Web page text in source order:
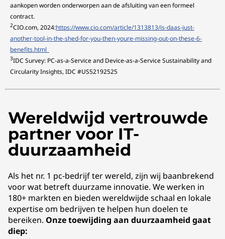
aankopen worden onderworpen aan de afsluiting van een formeel
contract.
2CIO.com, 2024:https://www.cio.com/article/1313813/is-daas-just-
another-tool-in-the-shed-for-you-then-youre-missing-out-on-these-6-
benefits.html
3IDC Survey: PC-as-a-Service and Device-as-a-Service Sustainability and
Circularity Insights, IDC #US52192525
Wereldwijd vertrouwde
partner voor IT-
duurzaamheid
Als het nr. 1 pc-bedrijf ter wereld, zijn wij baanbrekend
voor wat betreft duurzame innovatie. We werken in
180+ markten en bieden wereldwijde schaal en lokale
expertise om bedrijven te helpen hun doelen te
bereiken. Onze toewijding aan duurzaamheid gaat
diep: